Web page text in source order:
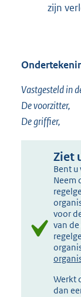
zijn
Vastgesteld in
De voorzitter,
De griffier,
Ziet
Bent
Neem
voor
van
Werkt
dan